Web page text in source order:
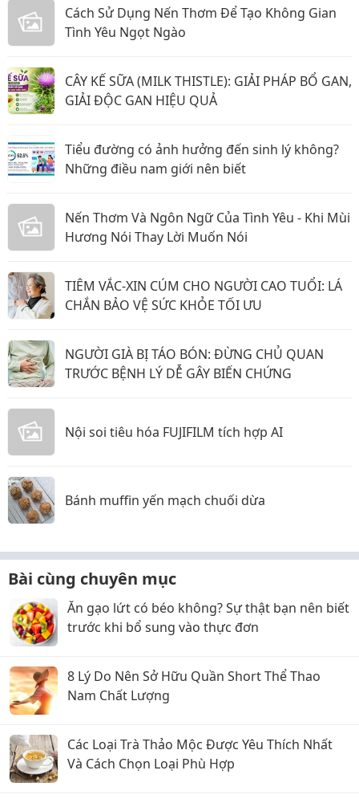
Cách Sử Dụng Nến Thơm Để Tạo Không Gian
Tình Yêu Ngọt Ngào
CÂY KẾ SỮA (MILK THISTLE): GIẢI PHÁP BỔ GAN,
GIẢI ĐỘC GAN HIỆU QUẢ
Tiểu đường có ảnh hưởng đến sinh lý không?
Những điều nam giới nên biết
Nến Thơm Và Ngôn Ngữ Của Tình Yêu - Khi Mùi
Hương Nói Thay Lời Muốn Nói
TIÊM VẮC-XIN CÚM CHO NGƯỜI CAO TUỔI: LÁ
CHẮN BẢO VỆ SỨC KHỎE TỐI ƯU
NGƯỜI GIÀ BỊ TÁO BÓN: ĐỪNG CHỦ QUAN
TRƯỚC BỆNH LÝ DỄ GÂY BIẾN CHỨNG
Nội soi tiêu hóa FUJIFILM tích hợp AI
Bánh muffin yến mạch chuối dừa
Bài cùng chuyên mục
Ăn gạo lứt có béo không? Sự thật bạn nên biết
trước khi bổ sung vào thực đơn
8 Lý Do Nên Sở Hữu Quần Short Thể Thao
Nam Chất Lượng
Các Loại Trà Thảo Mộc Được Yêu Thích Nhất
Và Cách Chọn Loại Phù Hợp